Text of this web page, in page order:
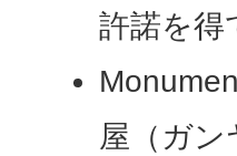
許諾を得
屋（ガン